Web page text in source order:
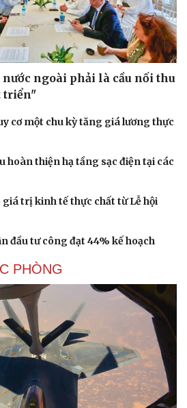
nước ngoài phải là cầu nối thu
triển"
cơ một chu kỳ tăng giá lương thực
hoàn thiện hạ tầng sạc điện tại các
giá trị kinh tế thực chất từ Lễ hội
đầu tư công đạt 44% kế hoạch
PHÒNG